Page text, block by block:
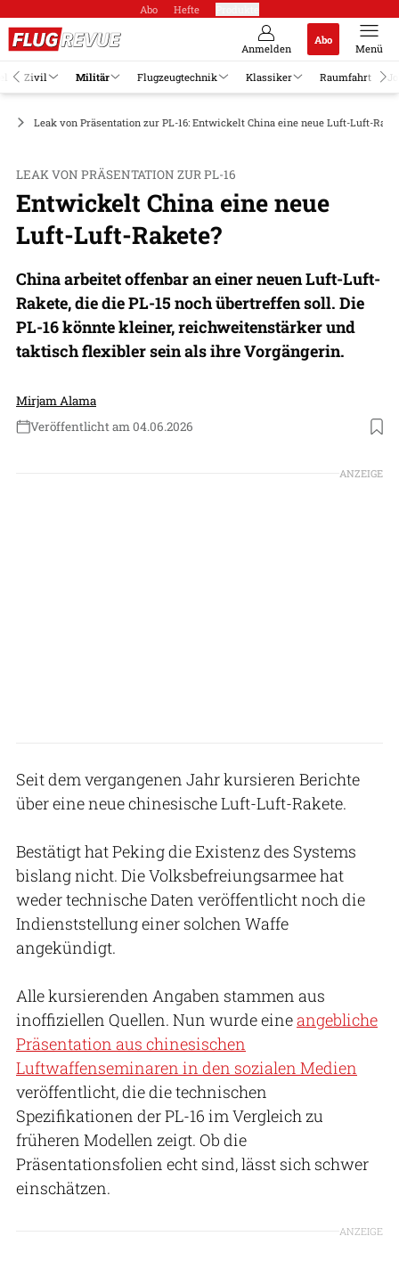
Abo Hefte
Anmelden
Abo
Menü
Zivil Militär Flugzeugtechnik Klassiker Raumfahrt
Leak von Präsentation zur PL-16: Entwickelt China eine neue Luft-Luft-
LEAK VON PRÄSENTATION ZUR PL-16
Entwickelt China eine neue
Luft-Luft-Rakete?
China arbeitet offenbar an einer neuen Luft-Luft-
Rakete, die die PL-15 noch übertreffen soll. Die
PL-16 könnte kleiner, reichweitenstärker und
taktisch flexibler sein als ihre Vorgängerin.
Mirjam Alama
Veröffentlicht am 04.06.2026
Foto: 颐园居 (Wikimedia Commons)
ANZEIGE
Seit dem vergangenen Jahr kursieren Berichte
über eine neue chinesische Luft-Luft-Rakete.
Bestätigt hat Peking die Existenz des Systems
bislang nicht. Die Volksbefreiungsarmee hat
weder technische Daten veröffentlicht noch die
Indienststellung einer solchen Waffe
angekündigt.
Alle kursierenden Angaben stammen aus
inoffiziellen Quellen. Nun wurde eineangebliche
Präsentation aus chinesischen
Luftwaffenseminaren in den sozialen Medien
veröffentlicht, die die technischen
Spezifikationen der PL-16 im Vergleich zu
früheren Modellen zeigt. Ob die
Präsentationsfolien echt sind, lässt sich schwer
einschätzen.
ANZEIGE